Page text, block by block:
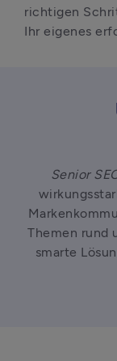
richtigen
Ihr eigenes
Senior
Themen rund
smarte